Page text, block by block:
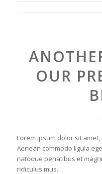
OUR
Lorem ipsum dolor sit
Aenean commodo ligula
natoque penatibus et
ridiculus mus.